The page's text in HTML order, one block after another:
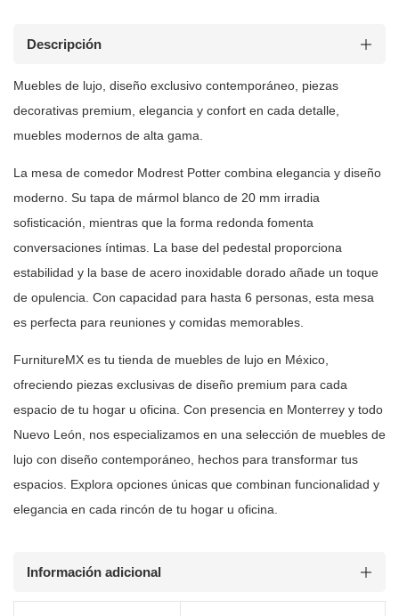
Descripción
Muebles de lujo, diseño exclusivo contemporáneo, piezas
decorativas premium, elegancia y confort en cada detalle,
muebles modernos de alta gama.
La mesa de comedor Modrest Potter combina elegancia y diseño
moderno. Su tapa de mármol blanco de 20 mm irradia
sofisticación, mientras que la forma redonda fomenta
conversaciones íntimas. La base del pedestal proporciona
estabilidad y la base de acero inoxidable dorado añade un toque
de opulencia. Con capacidad para hasta 6 personas, esta mesa
es perfecta para reuniones y comidas memorables.
FurnitureMX es tu tienda de muebles de lujo en México,
ofreciendo piezas exclusivas de diseño premium para cada
espacio de tu hogar u oficina. Con presencia en Monterrey y todo
Nuevo León, nos especializamos en una selección de muebles de
lujo con diseño contemporáneo, hechos para transformar tus
espacios. Explora opciones únicas que combinan funcionalidad y
elegancia en cada rincón de tu hogar u oficina.
Información adicional